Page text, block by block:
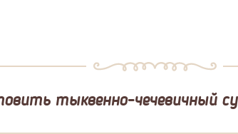
тыквенно-чечевичный